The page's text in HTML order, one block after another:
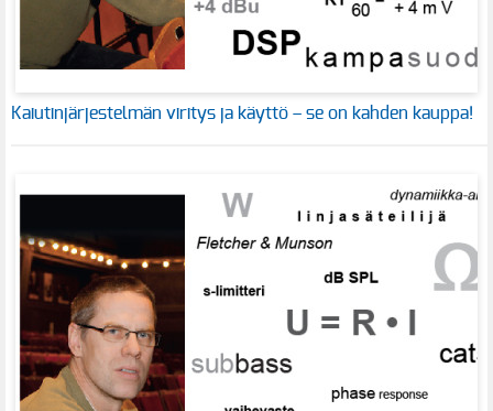
Kaiutinjärjestelmän viritys ja käyttö – se on kahden kauppa!